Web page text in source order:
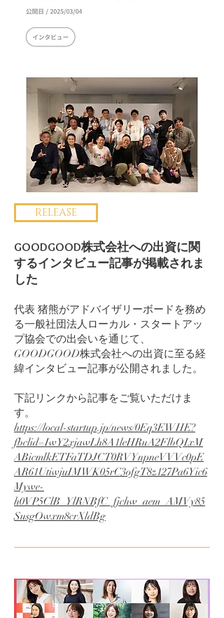
RELEASE
GOODGOOD株式会社への出資に関
するインタビュー記事が掲載されま
した
代表 猪熊がアドバイザリーボードを務め
る一般社団法人ローカル・スタートアッ
プ協会での出会いを通じて、
GOODGOOD株式会社への出資に至る経
緯インタビュー記事が公開されました。
下記リンクから記事をご覧いただけま
す。
https://local-startup.jp/news/0Eq3EWHE?
fbclid=IwY2xjawLh8A1leHRuA2FlbQIxM
ABicmlkETFaTDJCT0RVYnpneVVVc0pE
AR61UtiwjuIMWK05rC3ofgT8z127Pa6Yic6
Mywe-
h0VP5ClB_YlRNBfC_fjchw_aem_AMVy85
SusgOwxm8crXldBg